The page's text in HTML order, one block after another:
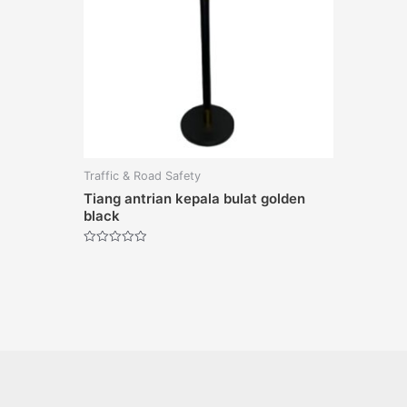
Traffic & Road Safety
Tiang antrian kepala bulat golden
black